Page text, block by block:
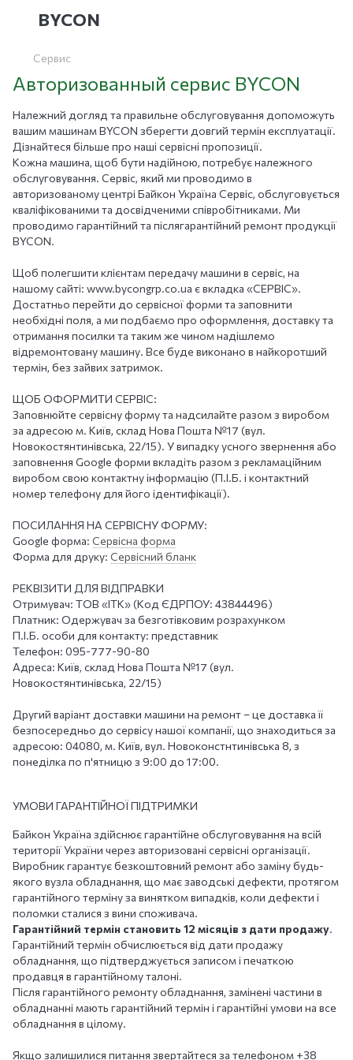
BYCON
Cервис
Авторизованный сервис BYCON
Належний догляд та правильне обслуговування допоможуть
вашим машинам BYCON зберегти довгий термін експлуатації.
Дізнайтеся більше про наші сервісні пропозиції.
Кожна машина, щоб бути надійною, потребує належного
обслуговування. Сервіс, який ми проводимо в
авторизованому центрі Байкон Україна Сервіс, обслуговується
кваліфікованими та досвідченими співробітниками. Ми
проводимо гарантійний та післягарантійний ремонт продукції
BYCON.
Щоб полегшити клієнтам передачу машини в сервіс, на
нашому сайті: www.bycongrp.сo.ua є вкладка «СЕРВІС».
Достатньо перейти до сервісної форми та заповнити
необхідні поля, а ми подбаємо про оформлення, доставку та
отримання посилки та таким же чином надішлемо
відремонтовану машину. Все буде виконано в найкоротший
термін, без зайвих затримок.
ЩОБ ОФОРМИТИ СЕРВІС:
Заповнюйте сервісну форму та надсилайте разом з виробом
за адресою м. Київ, склад Нова Пошта №17 (вул.
Новокостянтинівська, 22/15). У випадку усного звернення або
заповнення Google форми вкладіть разом з рекламаційним
виробом свою контактну інформацію (П.І.Б. і контактний
номер телефону для його ідентифікації).
ПОСИЛАННЯ НА СЕРВІСНУ ФОРМУ:
Google форма: Сервісна форма
Форма для друку: Сервісний бланк
РЕКВІЗИТИ ДЛЯ ВІДПРАВКИ
Отримувач: ТОВ «ІТК» (Код ЄДРПОУ: 43844496)
Платник: Одержувач за безготівковим розрахунком
П.І.Б. особи для контакту: представник
Телефон: 095-777-90-80
Адреса: Київ, склад Нова Пошта №17 (вул.
Новокостянтинівська, 22/15)
Другий варіант доставки машини на ремонт – це доставка її
безпосередньо до сервісу нашої компанії, що знаходиться за
адресою: 04080, м. Київ, вул. Новоконстнтинівська 8, з
понеділка по п'ятницю з 9:00 до 17:00.
УМОВИ ГАРАНТІЙНОЇ ПІДТРИМКИ
Байкон Україна здійснює гарантійне обслуговування на всій
території України через авторизовані сервісні організації.
Виробник гарантує безкоштовний ремонт або заміну будь-
якого вузла обладнання, що має заводські дефекти, протягом
гарантійного терміну за винятком випадків, коли дефекти і
поломки сталися з вини споживача.
Гарантійний термін становить 12 місяців з дати продажу.
Гарантійний термін обчислюється від дати продажу
обладнання, що підтверджується записом і печаткою
продавця в гарантійному талоні.
Після гарантійного ремонту обладнання, замінені частини в
обладнанні мають гарантійний термін і гарантійні умови на все
обладнання в цілому.
Якщо залишилися питання звертайтеся за телефоном +38